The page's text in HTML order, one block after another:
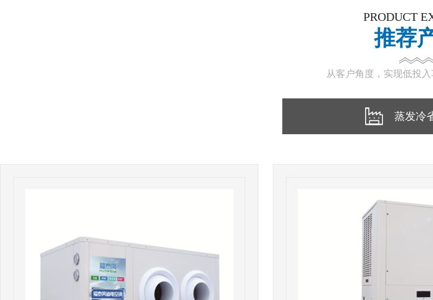
PRODUCT
推荐
从客户角度，实现低投
蒸发冷